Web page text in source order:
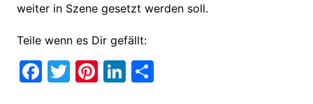
weiter in Szene gesetzt werden soll.
Teile wenn es Dir gefällt:
F T Pi Li T